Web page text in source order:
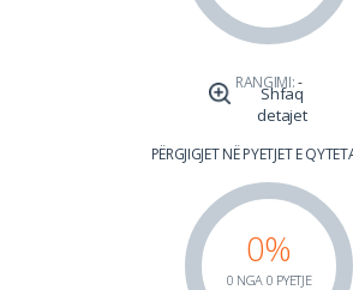
RANGIMI:-
Shfaq
detajet
PËRGJIGJET NË PYETJET E
0%
0 NGA 0 PYETJE